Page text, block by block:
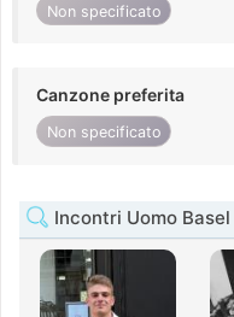
Non specificato
Canzone preferita
Non specificato
Incontri Uomo Basel